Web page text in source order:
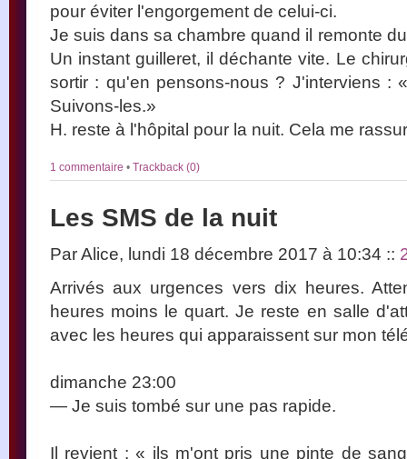
pour éviter l'engorgement de celui-ci.
Je suis dans sa chambre quand il remonte
Un instant guilleret, il déchante vite. Le
sortir : qu'en pensons-nous ? J'interviens :
Suivons-les.»
H. reste à l'hôpital pour la nuit. Cela me
1 commentaire • Trackback (0)
Les SMS de la nuit
Par Alice, lundi 18 décembre 2017 à 10:34 ::
Arrivés aux urgences vers dix heures.
heures moins le quart. Je reste en salle
avec les heures qui apparaissent sur mon
dimanche 23:00
— Je suis tombé sur une pas rapide.
Il revient : « ils m'ont pris une pinte de